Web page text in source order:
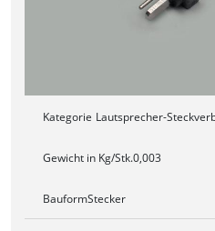
Kategorie Lautsprecher-
Gewicht in Kg/Stk.0,003
BauformStecker